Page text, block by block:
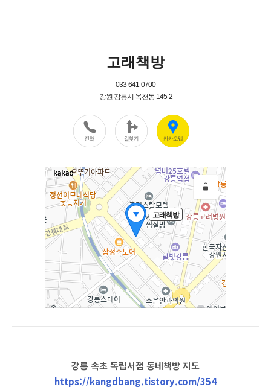
강릉 속초 독립서점 동네책방 지도
https://kangdbang.tistory.com/354